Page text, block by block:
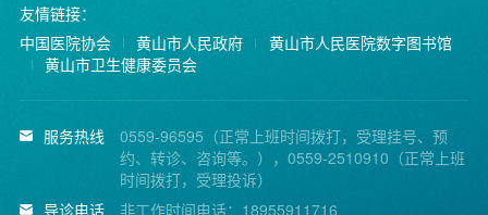
友情链接：
中国医院协会
黄山市人民政府
黄山市人民医院数字图书馆
黄山市卫生健康委员会
服务热线
0559-96595（正常上班时间拨打，受理挂号、预
约、转诊、咨询等。），0559-2510910（正常上班
时间拨打，受理投诉）
导诊电话
非工作时间电话：18955911716